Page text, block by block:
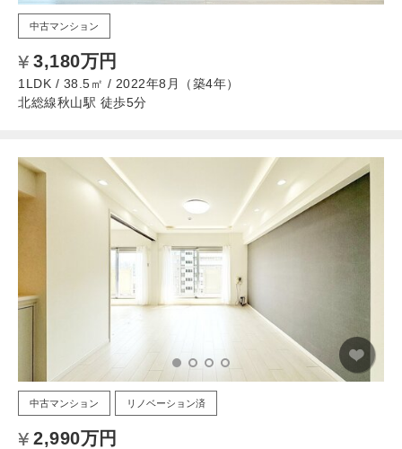
中古マンション
3,180万円
1LDK / 38.5㎡ / 2022年8月（築4年）
北総線秋山駅 徒歩5分
中古マンション リノベーション済
2,990万円